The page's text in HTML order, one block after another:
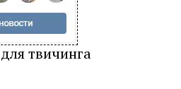
твичинга